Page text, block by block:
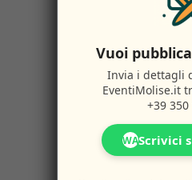
Vuoi
Invia i dettagli
EventiMolise.it
+39
WAScrivici